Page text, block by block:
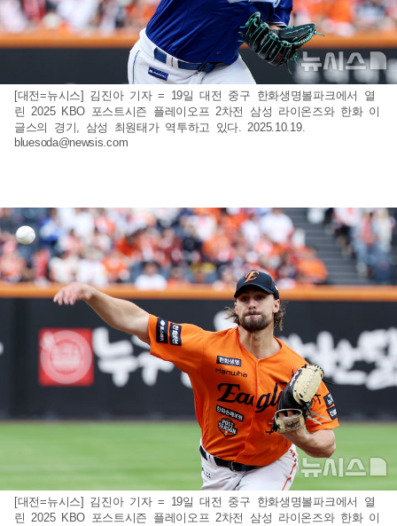
[대전=뉴시스] 김진아 기자 = 19일 대전 중구 한화생명볼파크에서 열
린 2025 KBO 포스트시즌 플레이오프 2차전 삼성 라이온즈와 한화 이
글스의 경기, 삼성 최원태가 역투하고 있다. 2025.10.19.
bluesoda@newsis.com
[대전=뉴시스] 김진아 기자 = 19일 대전 중구 한화생명볼파크에서 열
린 2025 KBO 포스트시즌 플레이오프 2차전 삼성 라이온즈와 한화 이